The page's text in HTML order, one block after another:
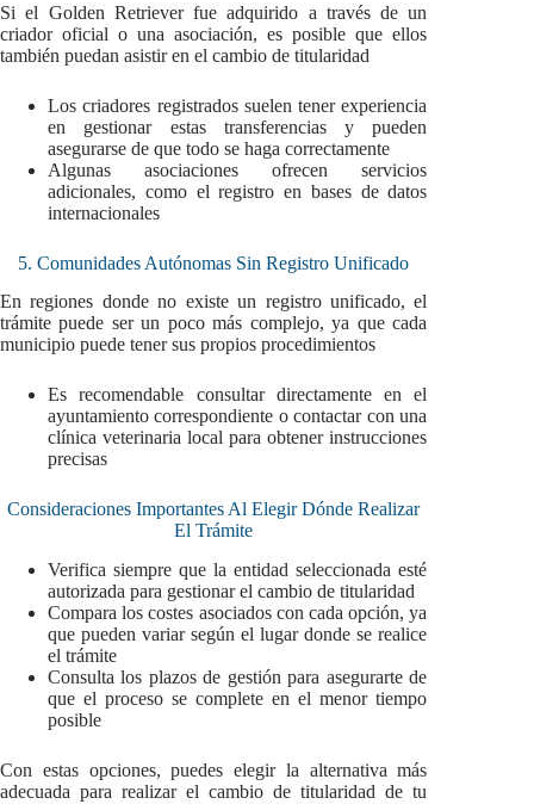
Si el Golden Retriever fue adquirido a través de un
criador oficial o una asociación, es posible que ellos
también puedan asistir en el cambio de titularidad
Los criadores registrados suelen tener experiencia
en gestionar estas transferencias y pueden
asegurarse de que todo se haga correctamente
Algunas asociaciones ofrecen servicios
adicionales, como el registro en bases de datos
internacionales
5. Comunidades Autónomas Sin Registro Unificado
En regiones donde no existe un registro unificado, el
trámite puede ser un poco más complejo, ya que cada
municipio puede tener sus propios procedimientos
Es recomendable consultar directamente en el
ayuntamiento correspondiente o contactar con una
clínica veterinaria local para obtener instrucciones
precisas
Consideraciones Importantes Al Elegir Dónde Realizar
El Trámite
Verifica siempre que la entidad seleccionada esté
autorizada para gestionar el cambio de titularidad
Compara los costes asociados con cada opción, ya
que pueden variar según el lugar donde se realice
el trámite
Consulta los plazos de gestión para asegurarte de
que el proceso se complete en el menor tiempo
posible
Con estas opciones, puedes elegir la alternativa más
adecuada para realizar el cambio de titularidad de tu